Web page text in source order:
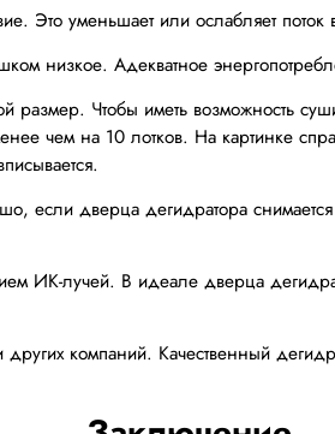
Это уменьшает или ослабляет
низкое. Адекватное
Чтобы иметь возможность
чем на 10 лотков. На картинке
если дверца дегидратора
ИК-лучей. В идеале дверца
компаний. Качественный